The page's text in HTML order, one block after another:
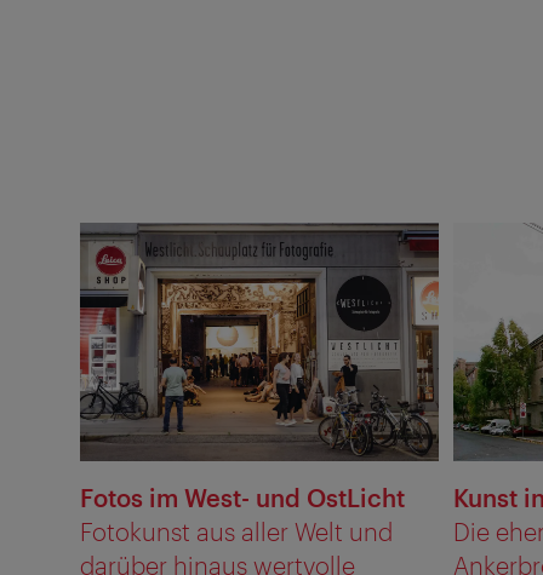
Fotos im West- und OstLicht
Fotokunst aus aller Welt und
darüber hinaus wertvolle
Kunst
Die